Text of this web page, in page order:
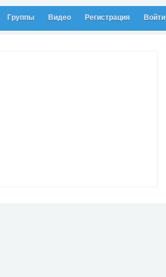
Группы Видео Регистрация Войти